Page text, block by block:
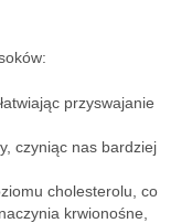
przyswajanie
czyniąc nas bardziej
cholesterolu, co
krwionośne,